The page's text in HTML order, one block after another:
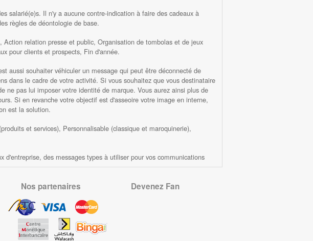
salarié(e)s. Il n'y a aucune contre-indication à faire des cadeaux à
règles de déontologie de base.
relation presse et public, Organisation de tombolas et de jeux
pour clients et prospects, Fin d'année.
aussi souhaiter véhiculer un message qui peut être déconnecté de
dans le cadre de votre activité. Si vous souhaitez que vous destinataire
ne pas lui imposer votre identité de marque. Vous aurez ainsi plus de
Si en revanche votre objectif est d'asseoire votre image en interne,
est la solution.
et services), Personnalisable (classique et maroquinerie),
d'entreprise, des messages types à utiliser pour vos communications
Nos partenaires Devenez Fan